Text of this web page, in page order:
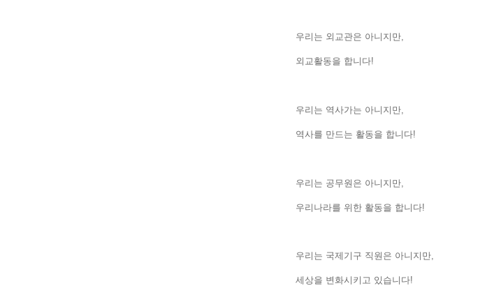
우리는 외교관은 아니지만,
외교활동을 합니다!
우리는 역사가는 아니지만,
역사를 만드는 활동을 합니다!
우리는 공무원은 아니지만,
우리나라를 위한 활동을 합니다!
우리는 국제기구 직원은 아니지만,
세상을 변화시키고 있습니다!